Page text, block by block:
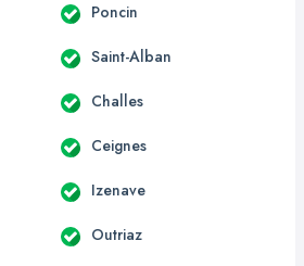
Poncin
Saint-Alban
Challes
Ceignes
Izenave
Outriaz